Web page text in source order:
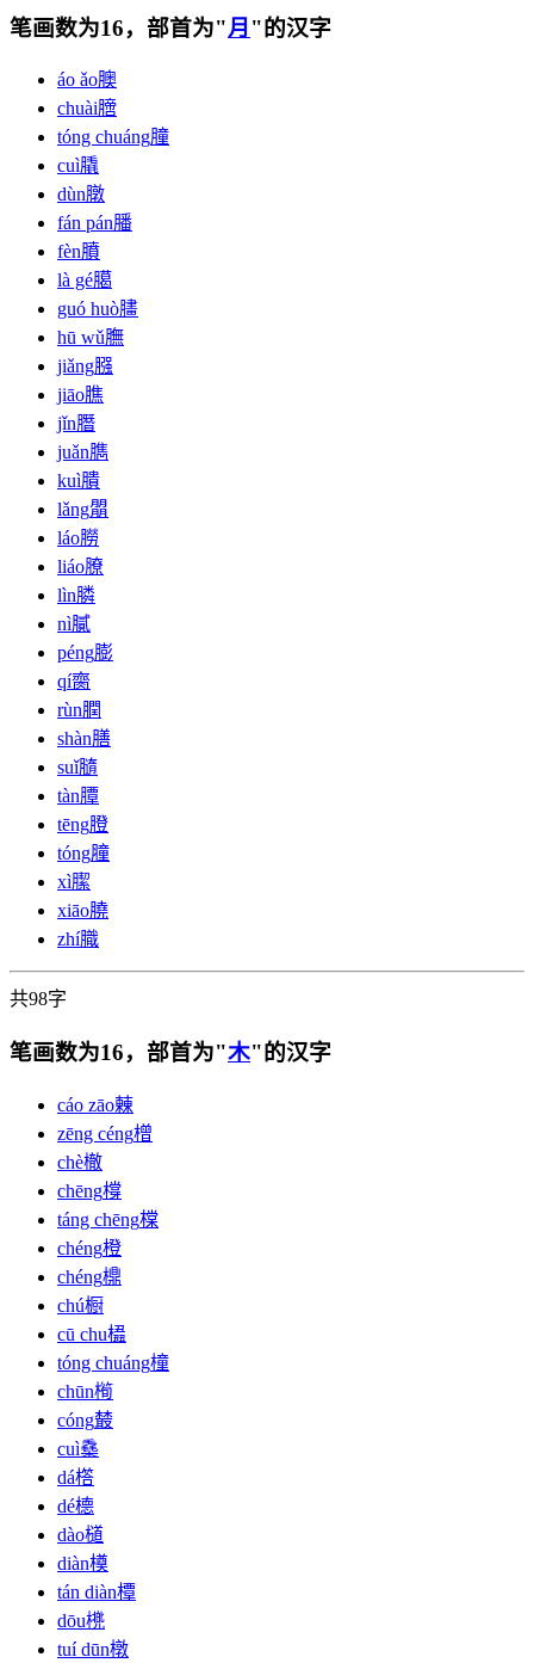
笔画数为16，部首为"月 "的汉字
áo ǎo䐿
chuài膪
tóng chuáng朣
cuì膬
dùn㬿
fán pán膰
fèn膹
là gé臈
guó huò䐸
hū wǔ膴
jiǎng膙
jiāo膲
jǐn䐶
juǎn臇
kuì膭
lǎng朤
láo朥
liáo膫
lìn膦
nì膩
péng膨
qí䐡
rùn膶
shàn膳
suǐ膸
tàn䐺
tēng膯
tóng膧
xì䐼
xiāo膮
zhí膱
共98字
笔画数为16，部首为"木"的汉字
cáo zāo㯥
zēng céng橧
chè㯙
chēng橕
táng chēng橖
chéng橙
chéng檙
chú橱
cū chu橻
tóng chuáng橦
chūn橁
cóng樷
cuì㯔
dá㯚
dé㯖
dào檤
diàn橂
tán diàn橝
dōu橷
tuí dūn橔